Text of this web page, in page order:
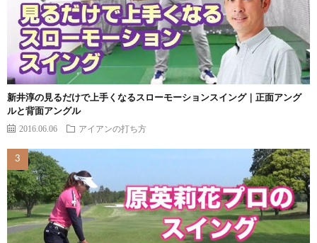
新井淳の見るだけで上手くなるスローモーションスイング｜正面アング
ルと背面アングル
2016.06.06 アイアンの打ち方